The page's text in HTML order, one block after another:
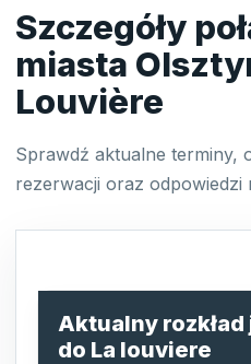
Szczegóły
miasta
Louvière
Sprawdź aktualne terminy,
rezerwacji oraz odpowiedzi
Aktualny
do La louviere